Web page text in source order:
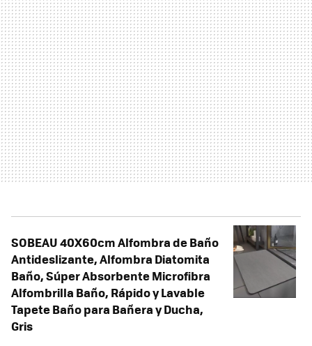
SOBEAU 40X60cm Alfombra de Baño
Antideslizante, Alfombra Diatomita
Baño, Súper Absorbente Microfibra
Alfombrilla Baño, Rápido y Lavable
Tapete Baño para Bañera y Ducha,
Gris